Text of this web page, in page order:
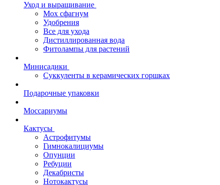
Уход и выращивание
Мох сфагнум
Удобрения
Все для ухода
Дистиллированная вода
Фитолампы для растений
Минисадики
Суккуленты в керамических горшках
Подарочные упаковки
Моссариумы
Кактусы
Астрофитумы
Гимнокалициумы
Опунции
Ребуции
Декабристы
Нотокактусы